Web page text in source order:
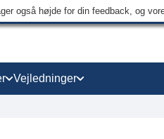
også højde for din feedback, og
Vejledninger